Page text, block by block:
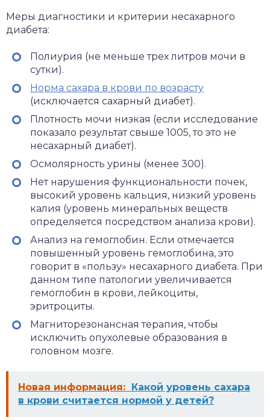
Меры диагностики и критерии несахарного
диабета:
Полиурия (не меньше трех литров мочи в
сутки).
Норма сахара в крови по возрасту
(исключается сахарный диабет).
Плотность мочи низкая (если исследование
показало результат свыше 1005, то это не
несахарный диабет).
Осмолярность урины (менее 300).
Нет нарушения функциональности почек,
высокий уровень кальция, низкий уровень
калия (уровень минеральных веществ
определяется посредством анализа крови).
Анализ на гемоглобин. Если отмечается
повышенный уровень гемоглобина, это
говорит в «пользу» несахарного диабета. При
данном типе патологии увеличивается
гемоглобин в крови, лейкоциты,
эритроциты.
Магниторезонансная терапия, чтобы
исключить опухолевые образования в
головном мозге.
Новая информация: Какой уровень сахара
в крови считается нормой у детей?